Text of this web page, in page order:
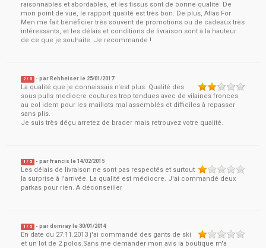
raisonnables et abordables, et les tissus sont de bonne qualité. De
mon point de vue, le rapport qualité est très bon. De plus, Atlas For
Men me fait bénéficier très souvent de promotions ou de cadeaux très
intéressants, et les délais et conditions de livraison sont à la hauteur
de ce que je souhaite. Je recommande !
2 / 5 - par Rehheiser le 25/01/2017
La qualité que je connaissais n'est plus. Qualité des
sous pulls mediocre coutures trop tendues avec de vilaines fronces
au col idem pour les maillots mal assemblés et difficiles à repasser
sans plis.
Je suis très déçu arretez de brader mais retrouvez votre qualité.
1 / 5 - parfrancis le14/02/2015
Les délais de livraison ne sont pas respectés et surtout
la surprise à l'arrivée. La qualité est médiocre. J'ai commandé deux
parkas pour rien. A déconseiller
1 / 5 - pardomray le30/01/2014
En date du 27.11.2013 j'ai commandé des gants de ski
et un lot de 2 polos.Sans me demander mon avis la boutique m'a